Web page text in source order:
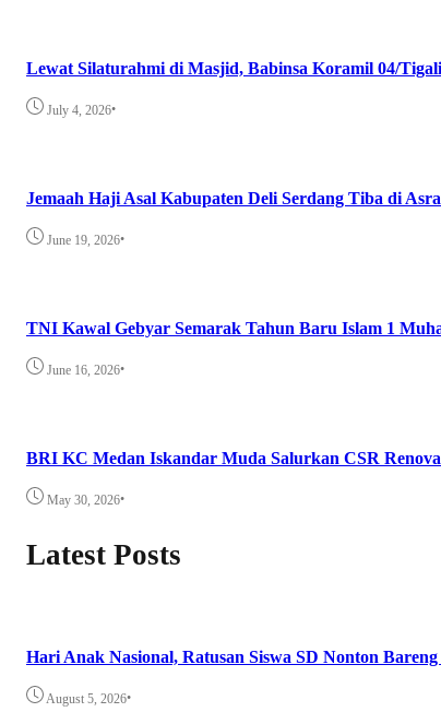
Lewat Silaturahmi di Masjid, Babinsa Koramil 04/
July 4, 2026•
Jemaah Haji Asal Kabupaten Deli Serdang Tiba di
June 19, 2026•
TNI Kawal Gebyar Semarak Tahun Baru Islam 1
June 16, 2026•
BRI KC Medan Iskandar Muda Salurkan CSR
May 30, 2026•
Latest Posts
Hari Anak Nasional, Ratusan Siswa SD Nonton
August 5, 2026•